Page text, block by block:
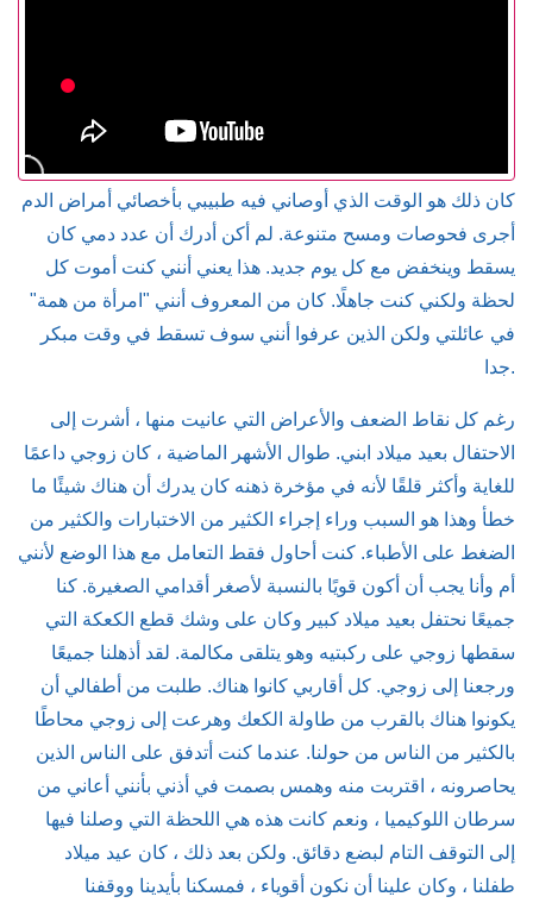
كان ذلك هو الوقت الذي أوصاني فيه طبيبي بأخصائي أمراض الدم
أجرى فحوصات ومسح متنوعة. لم أكن أدرك أن عدد دمي كان
يسقط وينخفض مع كل يوم جديد. هذا يعني أنني كنت أموت كل
لحظة ولكني كنت جاهلًا. كان من المعروف أنني "امرأة من همة"
في عائلتي ولكن الذين عرفوا أنني سوف تسقط في وقت مبكر
جدا.
رغم كل نقاط الضعف والأعراض التي عانيت منها ، أشرت إلى
الاحتفال بعيد ميلاد ابني. طوال الأشهر الماضية ، كان زوجي داعمًا
للغاية وأكثر قلقًا لأنه في مؤخرة ذهنه كان يدرك أن هناك شيئًا ما
خطأ وهذا هو السبب وراء إجراء الكثير من الاختبارات والكثير من
الضغط على الأطباء. كنت أحاول فقط التعامل مع هذا الوضع لأنني
أم وأنا يجب أن أكون قويًا بالنسبة لأصغر أقدامي الصغيرة. كنا
جميعًا نحتفل بعيد ميلاد كبير وكان على وشك قطع الكعكة التي
سقطها زوجي على ركبتيه وهو يتلقى مكالمة. لقد أذهلنا جميعًا
ورجعنا إلى زوجي. كل أقاربي كانوا هناك. طلبت من أطفالي أن
يكونوا هناك بالقرب من طاولة الكعك وهرعت إلى زوجي محاطًا
بالكثير من الناس من حولنا. عندما كنت أتدفق على الناس الذين
يحاصرونه ، اقتربت منه وهمس بصمت في أذني بأنني أعاني من
سرطان اللوكيميا ، ونعم كانت هذه هي اللحظة التي وصلنا فيها
إلى التوقف التام لبضع دقائق. ولكن بعد ذلك ، كان عيد ميلاد
طفلنا ، وكان علينا أن نكون أقوياء ، فمسكنا بأيدينا ووقفنا